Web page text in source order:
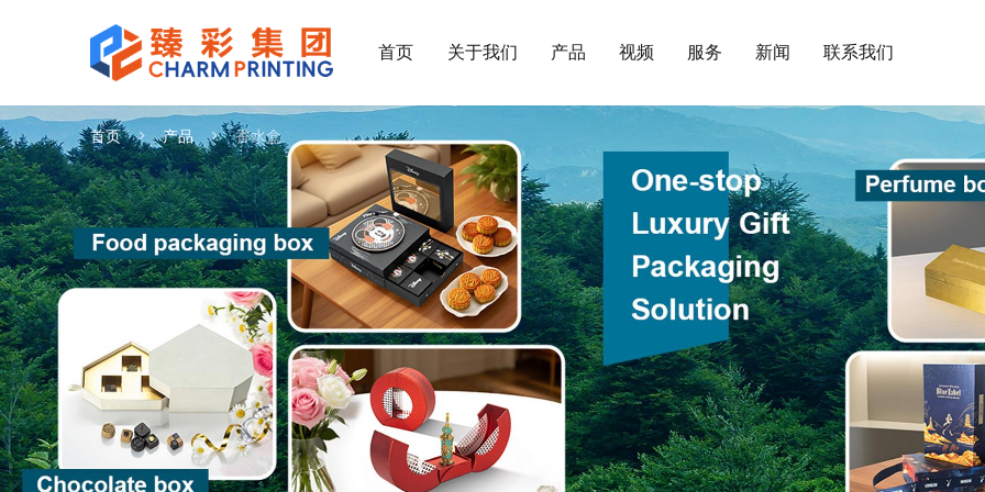
首页 关于我们 产品 视频 服务 新闻 联系我们
首页 产品 香水盒